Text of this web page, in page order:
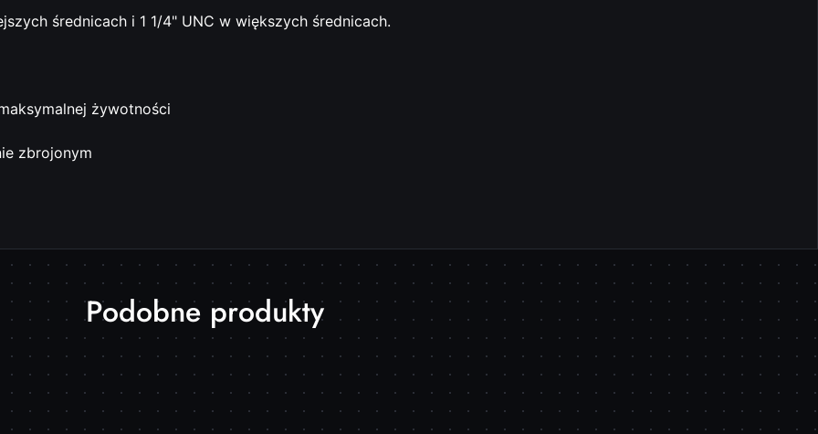
średnicach i 1 1/4" UNC w większych średnicach.
żywotności
zbrojonym
Produkty
o
statusie:
Podobne produkty